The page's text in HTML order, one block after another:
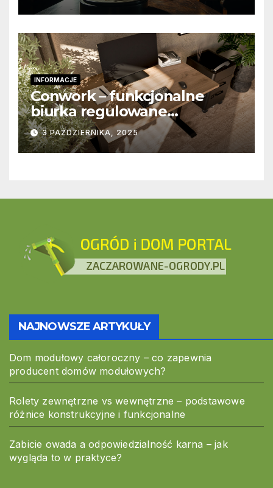
INFORMACJE
Conwork – funkcjonalne
biurka regulowane
stworzone z myślą o
nowoczesnych
przestrzeniach pracy
3 PAŹDZIERNIKA, 2025
NAJNOWSZE ARTYKUŁY
Dom modułowy całoroczny – co zapewnia
producent domów modułowych?
Rolety zewnętrzne vs wewnętrzne – podstawowe
różnice konstrukcyjne i funkcjonalne
Zabicie owada a odpowiedzialność karna – jak
wygląda to w praktyce?